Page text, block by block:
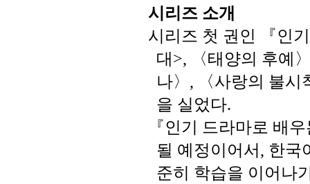
시리즈 소개
시리즈 첫 권인
『인기
대>, 〈태양의 후예
나〉 , 〈사랑의 불시
을 실었다.
『인기 드라마로 배
될 예정이어서, 한국
준히 학습을 이어나